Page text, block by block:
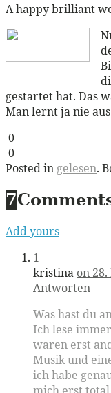
A happy brilliant
gestartet hat. Das
Man lernt ja nie
0
0
Posted in gelesen.
7
Add yours
1
kristina on
Antworten
Was hast du
Ich lese
waren erst
Musik und
ich habe